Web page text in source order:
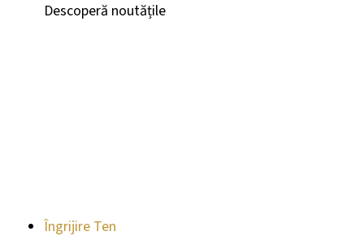
Descoperă noutățile
Îngrijire Ten